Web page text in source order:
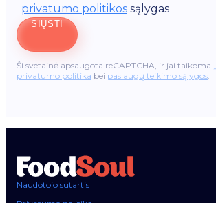
privatumo politikos sąlygas
SIŲSTI
Ši svetainė apsaugota reCAPTCHA, ir jai taikoma
privatumo politika bei paslaugų teikimo sąlygos.
Naudotojo sutartis